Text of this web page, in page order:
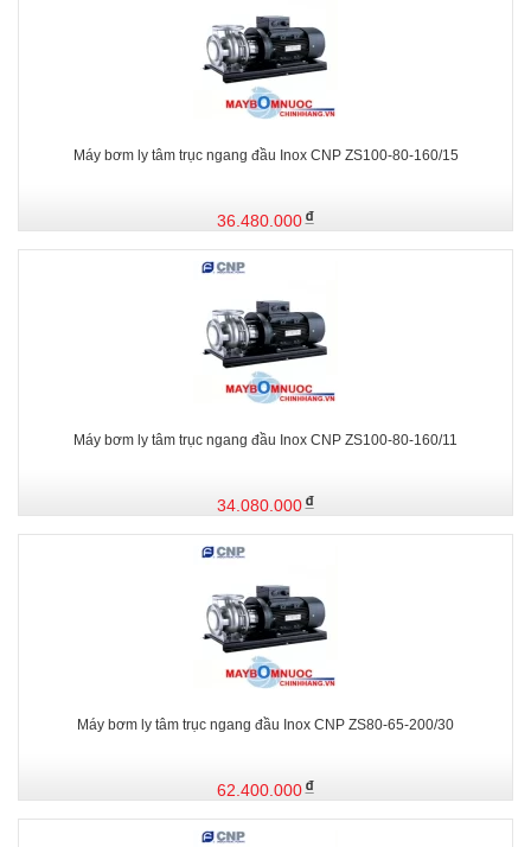
Máy bơm ly tâm trục ngang đầu Inox CNP ZS100-80-160/15
36.480.000
Máy bơm ly tâm trục ngang đầu Inox CNP ZS100-80-160/11
34.080.000
Máy bơm ly tâm trục ngang đầu Inox CNP ZS80-65-200/30
62.400.000